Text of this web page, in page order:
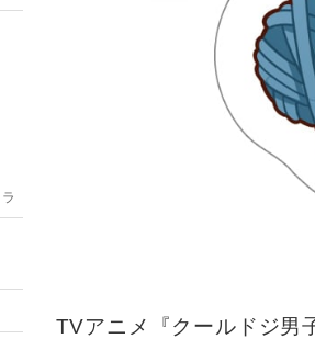
TVアニメ『クールドジ男